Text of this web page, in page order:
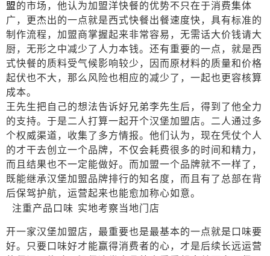
盟的市场，他认为加盟洋快餐的优势不只在于消费集体
广，更杰出的一点就是西式快餐出餐速度快，具有标准的
制作流程，加盟商掌握起来非常容易，无需话大价钱请大
厨，无形之中减少了人力本钱。还有重要的一点，就是西
式快餐的质料受气候影响较少，因而原材料的质量和价格
起伏也不大，那么风险也相应的减少了，一起也更容核算
成本。
王先生把自己的想法告诉好兄弟李先生后，得到了他全力
的支持。于是二人打算一起开个汉堡加盟店。二人通过多
个权威渠道，收集了多方情报。他们认为，现在凭仗个人
的才干去创立一个品牌，不仅会耗费很多的时间和精力，
而且结果也不一定能做好。而加盟一个品牌就不一样了，
既能继承汉堡加盟品牌排行的知名度，而且有了总部在背
后保驾护航，运营起来也能愈加称心如意。
注重产品口味 实地考察当地门店
开一家汉堡加盟店，最重要也是最基本的一点就是口味要
好。只要口味好才能赢得消费者的心，才是后续长远运营